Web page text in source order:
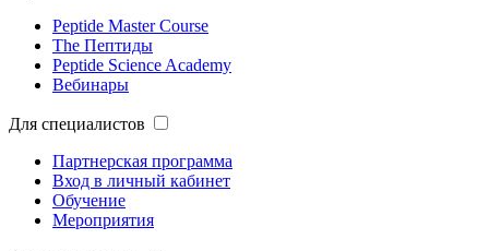
Peptide Master Course
The Пептиды
Peptide Science Academy
Вебинары
Для специалистов
Партнерская программа
Вход в личный кабинет
Обучение
Мероприятия